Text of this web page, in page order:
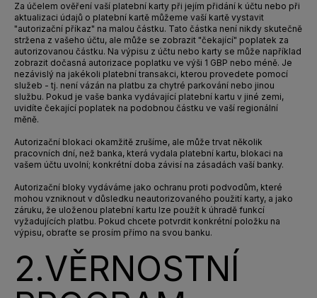
Za účelem ověření vaší platební karty při jejím přidání k účtu nebo při
aktualizaci údajů o platební kartě můžeme vaší kartě vystavit
"autorizační příkaz" na malou částku. Tato částka není nikdy skutečně
stržena z vašeho účtu, ale může se zobrazit "čekající" poplatek za
autorizovanou částku. Na výpisu z účtu nebo karty se může například
zobrazit dočasná autorizace poplatku ve výši 1 GBP nebo méně. Je
nezávislý na jakékoli platební transakci, kterou provedete pomocí
služeb - tj. není vázán na platbu za chytré parkování nebo jinou
službu. Pokud je vaše banka vydávající platební kartu v jiné zemi,
uvidíte čekající poplatek na podobnou částku ve vaší regionální
měně.
Autorizační blokaci okamžitě zrušíme, ale může trvat několik
pracovních dní, než banka, která vydala platební kartu, blokaci na
vašem účtu uvolní; konkrétní doba závisí na zásadách vaší banky.
Autorizační bloky vydáváme jako ochranu proti podvodům, které
mohou vzniknout v důsledku neautorizovaného použití karty, a jako
záruku, že uloženou platební kartu lze použít k úhradě funkcí
vyžadujících platbu. Pokud chcete potvrdit konkrétní položku na
výpisu, obraťte se prosím přímo na svou banku.
2.VĚRNOSTNÍ